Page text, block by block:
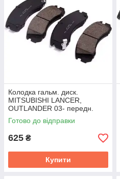
Колодка гальм. диск.
MITSUBISHI LANCER,
OUTLANDER 03- передн.
(RIDER) RD.3323.DB1126
Готово до відправки
625 ₴
Купити